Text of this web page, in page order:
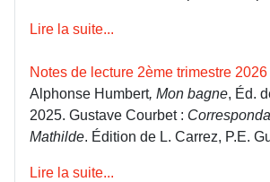
Lire la suite...
Notes de lecture 2ème trimestre 2026
Alphonse Humbert, Mon bagne, Éd.
2025. Gustave Courbet :
Mathilde. Édition de L. Carrez, P.E.
Lire la suite...